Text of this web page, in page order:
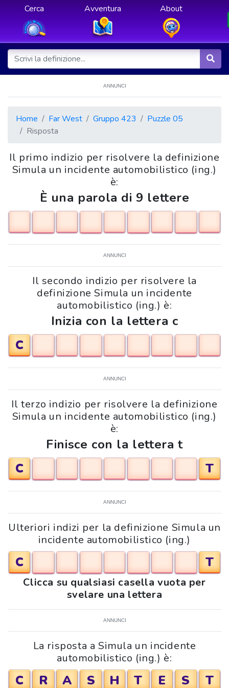
Cerca Avventura About
ANNUNCI
Home Far West Gruppo 423
Puzzle 05
Risposta
Il primo indizio per risolvere la definizione
Simula un incidente automobilistico (ing.)
è:
È una parola di 9 lettere
ANNUNCI
Il secondo indizio per risolvere la
definizione Simula un incidente
automobilistico (ing.) è:
Inizia con la lettera c
C
ANNUNCI
Il terzo indizio per risolvere la definizione
Simula un incidente automobilistico (ing.)
è:
Finisce con la lettera t
C
T
ANNUNCI
Ulteriori indizi per la definizione Simula un
incidente automobilistico (ing.)
C T
Clicca su qualsiasi casella vuota per
svelare una lettera
ANNUNCI
La risposta a Simula un incidente
automobilistico (ing.) è:
C R A S H T E S T